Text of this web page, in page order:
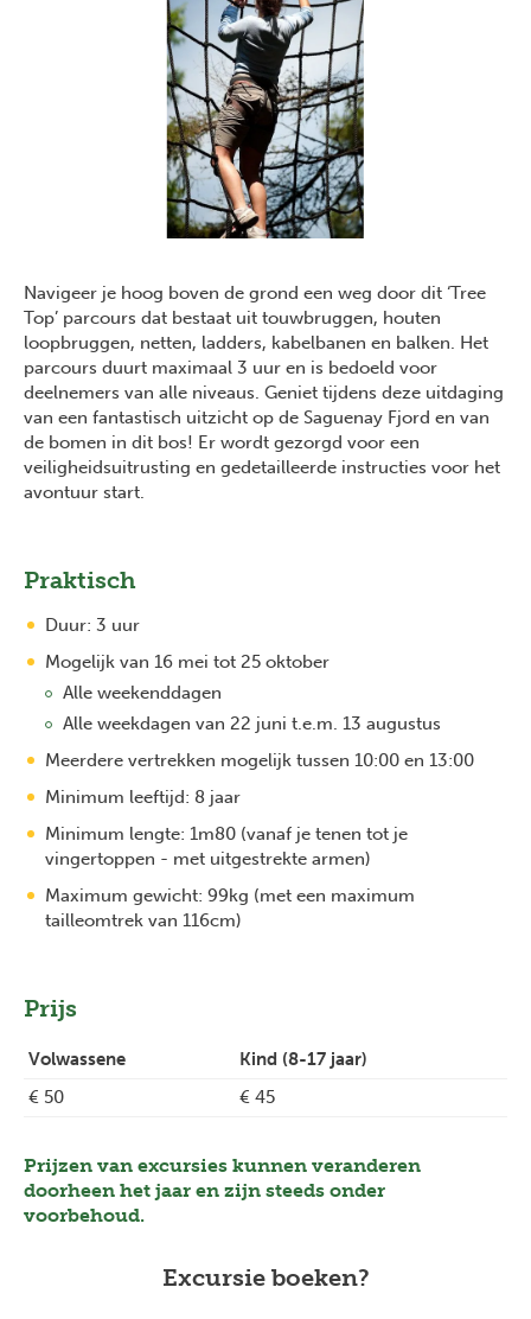
Navigeer je hoog boven de grond een weg door dit ‘Tree
Top’ parcours dat bestaat uit touwbruggen, houten
loopbruggen, netten, ladders, kabelbanen en balken. Het
parcours duurt maximaal 3 uur en is bedoeld voor
deelnemers van alle niveaus. Geniet tijdens deze uitdaging
van een fantastisch uitzicht op de Saguenay Fjord en van
de bomen in dit bos! Er wordt gezorgd voor een
veiligheidsuitrusting en gedetailleerde instructies voor het
avontuur start.
Praktisch
Duur: 3 uur
Mogelijk van 16 mei tot 25 oktober
Alle weekenddagen
Alle weekdagen van 22 juni t.e.m. 13 augustus
Meerdere vertrekken mogelijk tussen 10:00 en 13:00
Minimum leeftijd: 8 jaar
Minimum lengte: 1m80 (vanaf je tenen tot je
vingertoppen - met uitgestrekte armen)
Maximum gewicht: 99kg (met een maximum
tailleomtrek van 116cm)
Prijs
Volwassene
Kind (8-17 jaar)
€ 50
€ 45
Prijzen van excursies kunnen veranderen
doorheen het jaar en zijn steeds onder
voorbehoud.
Excursie boeken?